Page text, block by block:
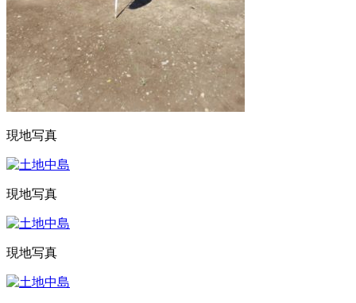
現地写真
現地写真
現地写真